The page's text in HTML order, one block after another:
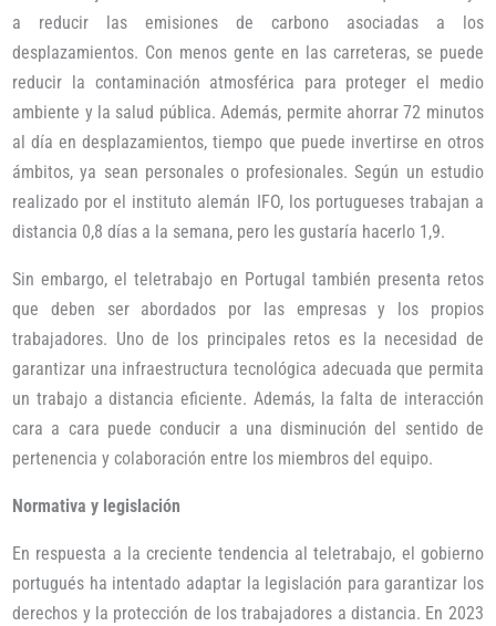
a reducir las emisiones de carbono asociadas a los
desplazamientos. Con menos gente en las carreteras, se puede
reducir la contaminación atmosférica para proteger el medio
ambiente y la salud pública. Además, permite ahorrar 72 minutos
al día en desplazamientos, tiempo que puede invertirse en otros
ámbitos, ya sean personales o profesionales. Según un estudio
realizado por el instituto alemán IFO, los portugueses trabajan a
distancia 0,8 días a la semana, pero les gustaría hacerlo 1,9.
Sin embargo, el teletrabajo en Portugal también presenta retos
que deben ser abordados por las empresas y los propios
trabajadores. Uno de los principales retos es la necesidad de
garantizar una infraestructura tecnológica adecuada que permita
un trabajo a distancia eficiente. Además, la falta de interacción
cara a cara puede conducir a una disminución del sentido de
pertenencia y colaboración entre los miembros del equipo.
Normativa y legislación
En respuesta a la creciente tendencia al teletrabajo, el gobierno
portugués ha intentado adaptar la legislación para garantizar los
derechos y la protección de los trabajadores a distancia. En 2023